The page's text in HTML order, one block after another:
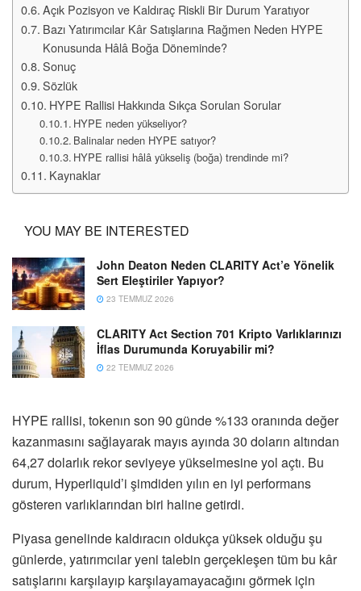
Açık Pozisyon ve Kaldıraç Riskli Bir Durum Yaratıyor
Bazı Yatırımcılar Kâr Satışlarına Rağmen Neden HYPE
Konusunda Hâlâ Boğa Döneminde?
Sonuç
Sözlük
HYPE Rallisi Hakkında Sıkça Sorulan Sorular
HYPE neden yükseliyor?
Balinalar neden HYPE satıyor?
HYPE rallisi hâlâ yükseliş (boğa) trendinde mi?
Kaynaklar
YOU MAY BE INTERESTED
John Deaton Neden CLARITY Act’e Yönelik
Sert Eleştiriler Yapıyor?
23 TEMMUZ 2026
CLARITY Act Section 701 Kripto Varlıklarınızı
İflas Durumunda Koruyabilir mi?
22 TEMMUZ 2026
HYPE rallisi, tokenın son 90 günde %133 oranında değer
kazanmasını sağlayarak mayıs ayında 30 doların altından
64,27 dolarlık rekor seviyeye yükselmesine yol açtı. Bu
durum, Hyperliquid’i şimdiden yılın en iyi performans
gösteren varlıklarından biri haline getirdi.
Piyasa genelinde kaldıracın oldukça yüksek olduğu şu
günlerde, yatırımcılar yeni talebin gerçekleşen tüm bu kâr
satışlarını karşılayıp karşılayamayacağını görmek için